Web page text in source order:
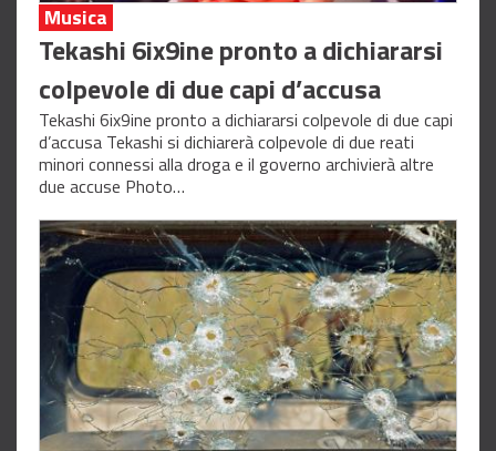
Musica
Tekashi 6ix9ine pronto a dichiararsi
colpevole di due capi d’accusa
Tekashi 6ix9ine pronto a dichiararsi colpevole di due capi
d’accusa Tekashi si dichiarerà colpevole di due reati
minori connessi alla droga e il governo archivierà altre
due accuse Photo…